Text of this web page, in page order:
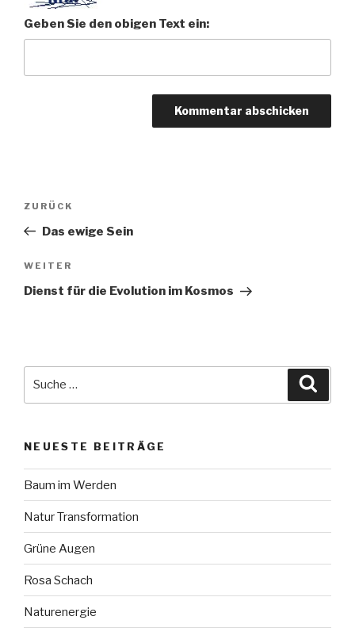
Geben Sie den obigen Text ein:
Beitragsnavigation
Vorheriger
Beitrag
ZURÜCK
Das ewige Sein
Nächster
Beitrag
WEITER
Dienst für die Evolution im Kosmos
NEUESTE BEITRÄGE
Baum im Werden
Natur Transformation
Grüne Augen
Rosa Schach
Naturenergie